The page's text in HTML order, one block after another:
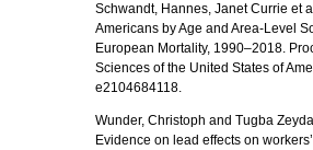
Schwandt, Hannes, Janet Currie et
Americans by Age and Area-Level
European Mortality, 1990–2018.
Sciences of the United States of
e2104684118.
Wunder, Christoph and Tugba
Evidence on lead effects on